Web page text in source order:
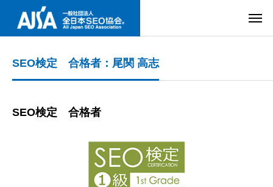
SEO検定 合格者：尾関 高志
SEO検定 合格者